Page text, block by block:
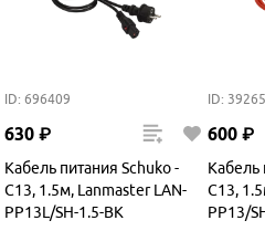
ID: 696409
630 ₽
Кабель питания Schuko -
C13, 1.5м, Lanmaster LAN-
PP13L/SH-1.5-BK
ID:
600 ₽
Кабель
C13,
PP13/